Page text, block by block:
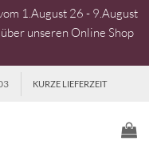
1.August 26 - 9.August
unseren Online Shop
KURZE LIEFERZEIT